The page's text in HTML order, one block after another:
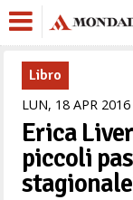
Libro
LUN, 18 APR 2016
Erica
piccoli